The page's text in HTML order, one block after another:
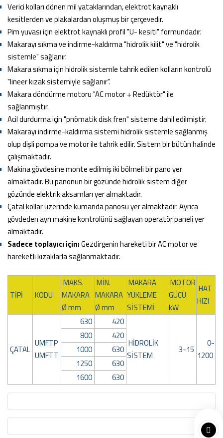
Verici kolları dönen mil yataklarından, elektrot kaynaklı
kesitlerden ve plakalardan oluşmuş bir çerçevedir.
Pim yuvası için elektrot kaynaklı profil "U- kesiti" formundadır.
Makarayı sıkma ve indirme-kaldırma "hidrolik kilit" ve "hidrolik
sistemle" sağlanır.
Makara sıkma için hidrolik sistemle tahrik edilen kolların kontrolü
"lineer kızak sistemiyle sağlanır".
Makara döndürme motoru "AC motor + Redüktör" ile
sağlanmıştır.
Acil durdurma için "pnömatik disk fren" sisteme dahil edilmiştir.
Makarayı indirme-kaldırma sistemi hidrolik sistemle sağlanmış
olup dişli pompa ve motor ile tahrik edilir. Sistem bir bütün halinde
çalışmaktadır.
Makina gövdesine monte edilmiş iki bölmeli bir pano yer
almaktadır. Bu panonun bir gözünde hidrolik sistem diğer
gözünde elektrik aksamları yer almaktadır.
Çatal kollar üzerinde kumanda panosu yer almaktadır. Ayrıca
gövdeden ayrı makine kontrolünü sağlayan operatör paneli yer
almaktadır.
Sadece toplayıcı için:Gezdirgenin hareketi bir AC motor ve
hareketli kızaklarla sağlanmaktadır.
TİPİ KODU
MAKS.
MAKARA
Ø mm
MİN.
MAKARA
Ø mm
MAKARA
YÜKLEME
SİSTEMİ
MOTOR
GÜCÜ
kW
HAT
HIZI
ÇATAL
UMFTP
UMFTT
630
420
HİDROLİK
SİSTEM
3-15
0-
1200
800
420
1000
630
1250
630
1600
630